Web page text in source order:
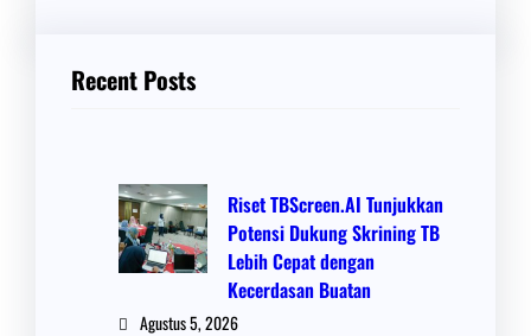
Recent Posts
Riset TBScreen.AI Tunjukkan
Potensi Dukung Skrining TB
Lebih Cepat dengan
Kecerdasan Buatan
Agustus 5, 2026